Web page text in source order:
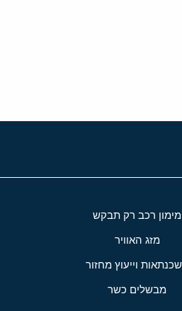
מימון רכב רק תבקש
מזג האוויר
וייעוץ מחזור
מבשלים כשר